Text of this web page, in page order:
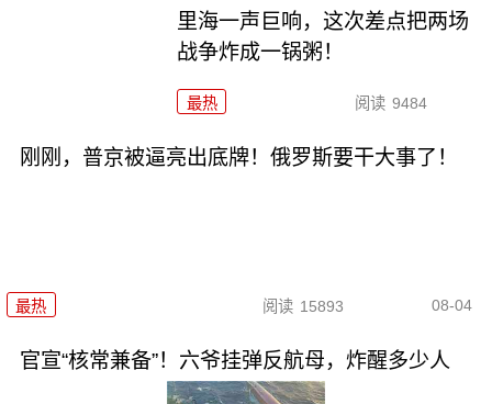
里海一声巨响，这次差点把两场
战争炸成一锅粥！
最热 阅读 9484
刚刚，普京被逼亮出底牌！俄罗斯要干大事了！
最热 阅读 15893 08-04
官宣“核常兼备”！六爷挂弹反航母，炸醒多少人